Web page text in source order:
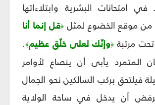
في امتحانات البشرية وابتلاءاتها
من موقع الخضوع لمثل﴿قل إنما أنا
مرتبة ﴿وإنّك لعلى خلُق عظيم﴾.
المتمرد يأبى أن ينصاع لأوامر
فيلتحق بركب السالكين نحو الجمال
أن يدخل في ساحة الولاية